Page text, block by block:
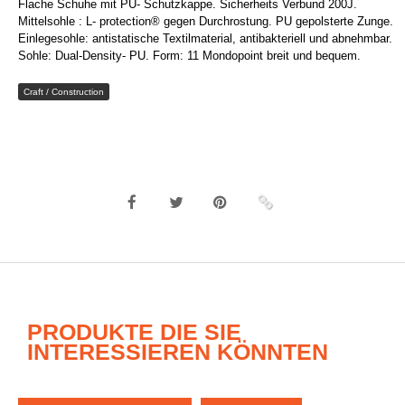
Flache Schuhe mit PU- Schutzkappe. Sicherheits Verbund 200J.
Mittelsohle : L- protection® gegen Durchrostung. PU gepolsterte Zunge.
Einlegesohle: antistatische Textilmaterial, antibakteriell und abnehmbar.
Sohle: Dual-Density- PU. Form: 11 Mondopoint breit und bequem.
Craft / Construction
PRODUKTE DIE SIE
INTERESSIEREN KÖNNTEN